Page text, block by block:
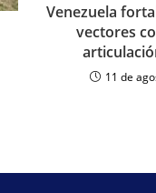
Venezuela
vectores
11 de